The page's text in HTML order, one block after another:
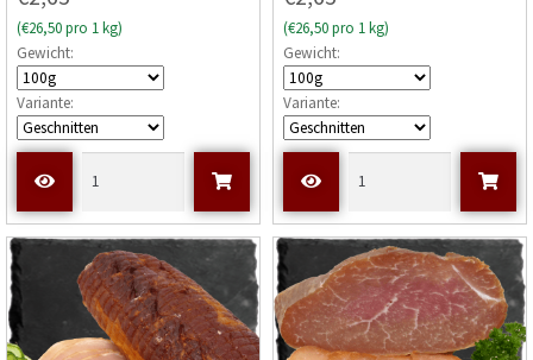
(€26,50 pro 1 kg)
Gewicht:
Variante:
w
e
r
e
t
0
v
o
n
5
(€26,50 pro 1 kg)
Gewicht:
Variante: